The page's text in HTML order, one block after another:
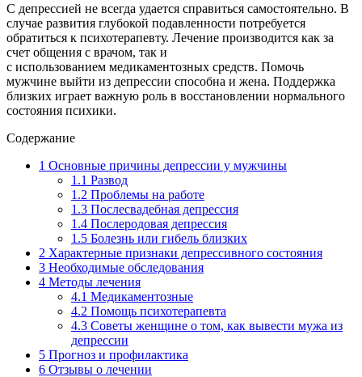
С депрессией не всегда удается справиться самостоятельно. В
случае развития глубокой подавленности потребуется
обратиться к психотерапевту. Лечение производится как за
счет общения с врачом, так и
с использованием медикаментозных средств. Помочь
мужчине выйти из депрессии способна и жена. Поддержка
близких играет важную роль в восстановлении нормального
состояния психики.
Содержание
1 Основные причины депрессии у мужчины
1.1 Развод
1.2 Проблемы на работе
1.3 Послесвадебная депрессия
1.4 Послеродовая депрессия
1.5 Болезнь или гибель близких
2 Характерные признаки депрессивного состояния
3 Необходимые обследования
4 Методы лечения
4.1 Медикаментозные
4.2 Помощь психотерапевта
4.3 Советы женщине о том, как вывести мужа из
депрессии
5 Прогноз и профилактика
6 Отзывы о лечении